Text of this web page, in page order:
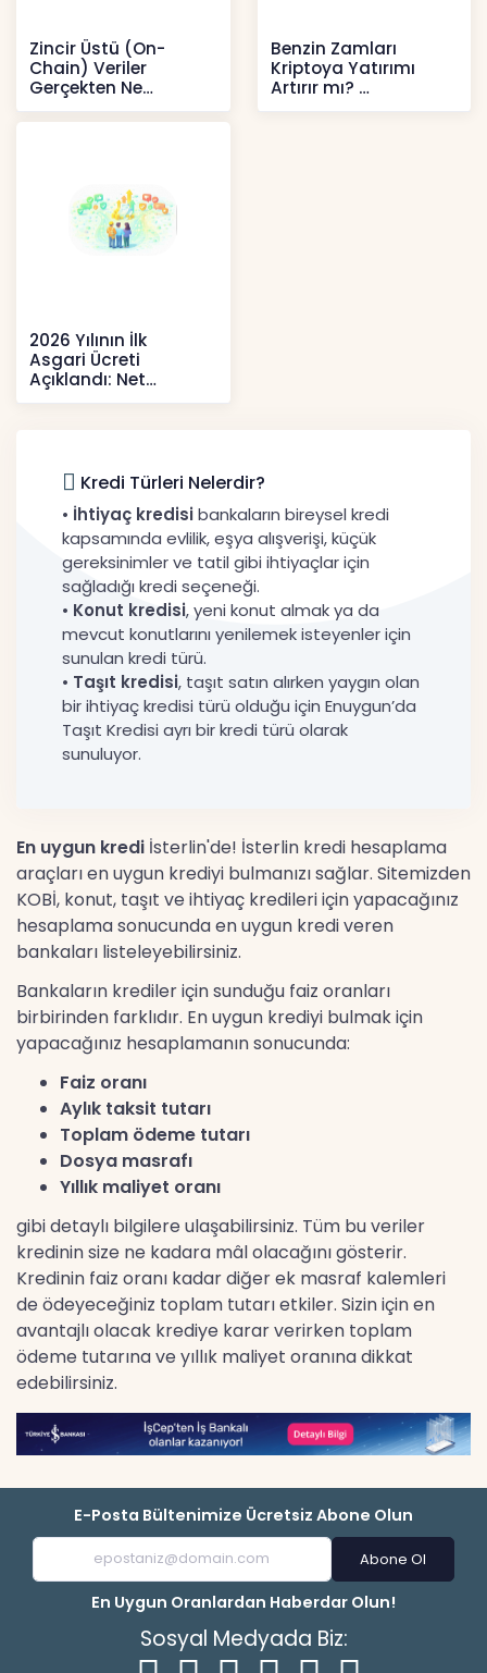
Zincir Üstü (On-
Chain) Veriler
Gerçekten Ne
Anlatır?
Kripto
Benzin Zamları
Kriptoya Yatırımı
Artırır mı?
Kripto
2026 Yılının İlk
Asgari Ücreti
Açıklandı: Net
52.738 TL, Ek Destek
Kredi Türleri Nelerdir?
• İhtiyaç kredisibankaların bireysel kredi
kapsamında evlilik, eşya alışverişi, küçük
gereksinimler ve tatil gibi ihtiyaçlar için
sağladığı kredi seçeneği.
• Konut kredisi, yeni konut almak ya da
mevcut konutlarını yenilemek isteyenler için
sunulan kredi türü.
• Taşıt kredisi, taşıt satın alırken yaygın olan
bir ihtiyaç kredisi türü olduğu için Enuygun’da
Taşıt Kredisi ayrı bir kredi türü olarak
sunuluyor.
En uygun kredi İsterlin'de! İsterlin kredi hesaplama
araçları en uygun krediyi bulmanızı sağlar. Sitemizden
KOBİ, konut, taşıt ve ihtiyaç kredileri için yapacağınız
hesaplama sonucunda en uygun kredi veren
bankaları listeleyebilirsiniz.
Bankaların krediler için sunduğu faiz oranları
birbirinden farklıdır. En uygun krediyi bulmak için
yapacağınız hesaplamanın sonucunda:
Faiz oranı
Aylık taksit tutarı
Toplam ödeme tutarı
Dosya masrafı
Yıllık maliyet oranı
gibi detaylı bilgilere ulaşabilirsiniz. Tüm bu veriler
kredinin size ne kadara mâl olacağını gösterir.
Kredinin faiz oranı kadar diğer ek masraf kalemleri
de ödeyeceğiniz toplam tutarı etkiler. Sizin için en
avantajlı olacak krediye karar verirken toplam
ödeme tutarına ve yıllık maliyet oranına dikkat
edebilirsiniz.
E-Posta Bültenimize Ücretsiz Abone Olun
Abone Ol
En Uygun Oranlardan Haberdar Olun!
Sosyal Medyada Biz: